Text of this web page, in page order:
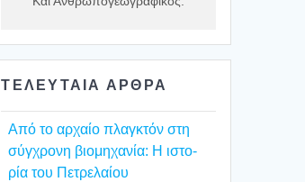
ΤΕΛΕΥΤΑΙΑ ΑΡΘΡΑ
Από το αρχαίο πλαγ­κτόν στη
σύγ­χρο­νη βιο­μη­χα­νία: Η ιστο­
ρία του Πετρε­λαί­ου